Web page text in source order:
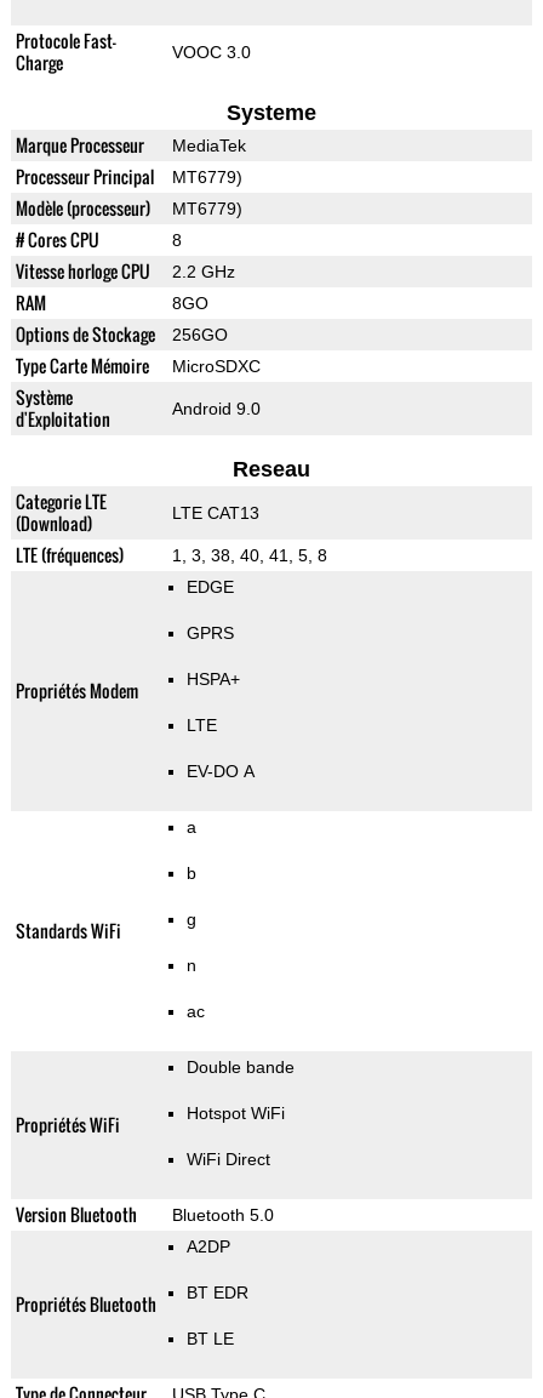
Protocole Fast-
Charge
VOOC 3.0
Systeme
Marque Processeur MediaTek
Processeur Principal MT6779)
Modèle (processeur) MT6779)
# Cores CPU 8
Vitesse horloge CPU 2.2 GHz
RAM 8GO
Options de Stockage 256GO
Type Carte Mémoire MicroSDXC
Système
d'Exploitation
Android 9.0
Reseau
Categorie LTE
(Download)
LTE CAT13
LTE (fréquences) 1, 3, 38, 40, 41, 5, 8
Propriétés Modem
EDGE
GPRS
HSPA+
LTE
EV-DO A
Standards WiFi
a
b
g
n
ac
Propriétés WiFi
Double bande
Hotspot WiFi
WiFi Direct
Version Bluetooth Bluetooth 5.0
Propriétés Bluetooth
A2DP
BT EDR
BT LE